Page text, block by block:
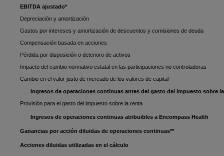
EBITDA ajustado*
Depreciación y amortización
Gastos por intereses y amortización de descuentos y comisiones de deuda
Compensación basada en acciones
Pérdida por disposición o deterioro de activos
Impacto del cambio normativo estatal en las participaciones no controladoras
Cambio en el valor justo de mercado de los valores de capital
Ingresos de operaciones continuas antes del gasto del impuesto sobre
Provisión para el gasto del impuesto sobre la renta
Ingresos de operaciones continuas atribuibles a Encompass Health
Ganancias por acción diluidas de operaciones continuas**
Acciones diluidas utilizadas en el cálculo